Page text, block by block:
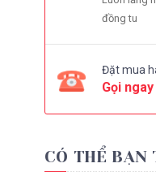
đồng tu
Đặt mua
Gọi ngay
CÓ THỂ BẠN